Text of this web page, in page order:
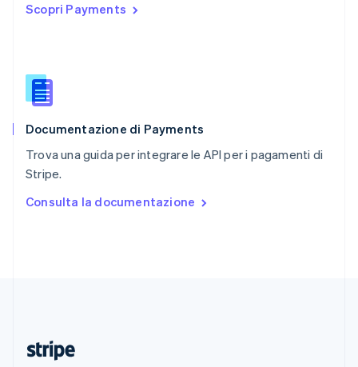
Scopri Payments
Documentazione di Payments
Trova una guida per integrare le API per i pagamenti di
Stripe.
Consulta la documentazione
English
English
Slovacchia
Slovenia
Spagna
Español
English Español简体中文